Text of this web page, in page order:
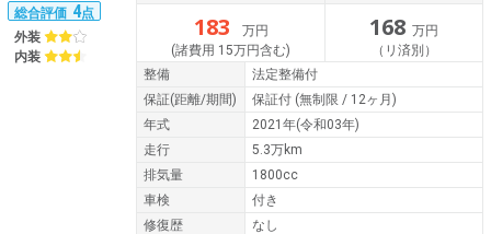
総合評価 4点
外装
内装
183
万円
(諸費用 15万円含む)
168 万円
（リ済別）
整備
法定整備付
保証(距離/期間) 保証付 (無制限 / 12ヶ月)
年式
2021年(令和03年)
走行
5.3万km
排気量
1800cc
車検
付き
修復歴
なし